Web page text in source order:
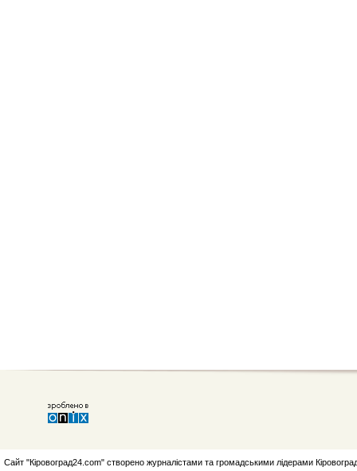
Сайт "Кіровоград24.com" створено журналістами та громадськими лідерами